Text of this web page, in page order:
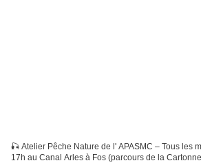
🎣 Atelier Pêche Nature de l' APASMC – Tous les
17h au Canal Arles à Fos (parcours de la